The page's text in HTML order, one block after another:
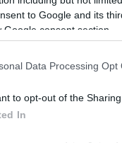
to Google and its
Google consent section.
Data Processing Opt
to opt-out of the
In